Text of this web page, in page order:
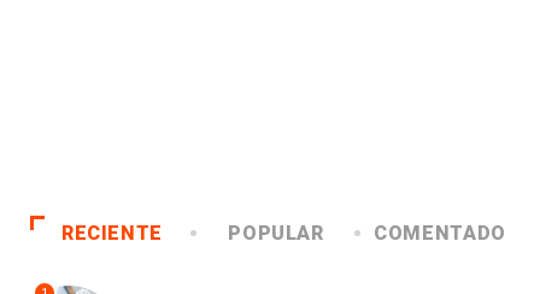
RECIENTE POPULAR COMENTADO